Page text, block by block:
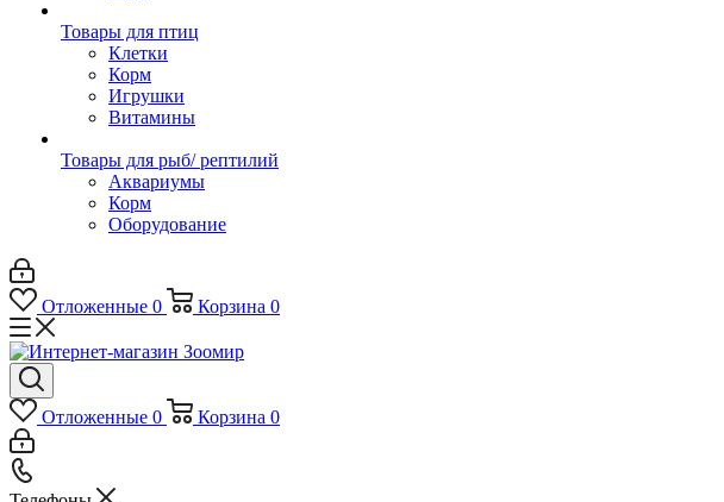
Товары для птиц
Клетки
Корм
Игрушки
Витамины
Товары для рыб/ рептилий
Аквариумы
Корм
Оборудование
Отложенные 0 Корзина 0
Отложенные 0 Корзина 0